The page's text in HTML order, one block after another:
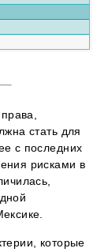
стать для
с последних
рисками в
которые